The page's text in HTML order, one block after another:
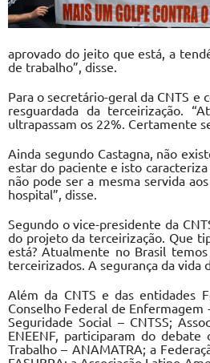
aprovado do jeito que está, a
de trabalho”, disse.
Para o secretário-geral da CNTS e
resguardada da terceirização.
ultrapassam os 22%. Certamente
Ainda segundo Castagna, não
estar do paciente e isto
não pode ser a mesma servida
hospital”, disse.
Segundo o vice-presidente da
do projeto da terceirização. Que
está? Atualmente no Brasil
terceirizados. A segurança da vida
Além da CNTS e das entidades
Conselho Federal de Enfermagem
Seguridade Social – CNTSS;
ENEENF, participaram do
Trabalho – ANAMATRA; a